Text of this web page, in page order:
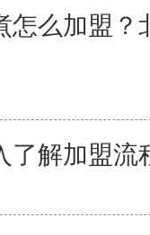
怎么加盟？
了解加盟流